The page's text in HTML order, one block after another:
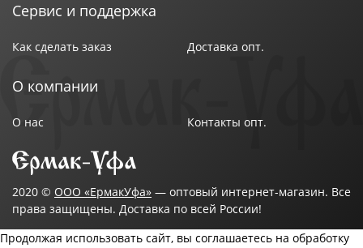
Сервис и поддержка
Как сделать заказ Доставка опт.
О компании
О нас Контакты опт.
2020 © ООО «ЕрмакУфа» — оптовый интернет-магазин. Все
права защищены. Доставка по всей России!
Продолжая использовать сайт, вы соглашаетесь на обработку